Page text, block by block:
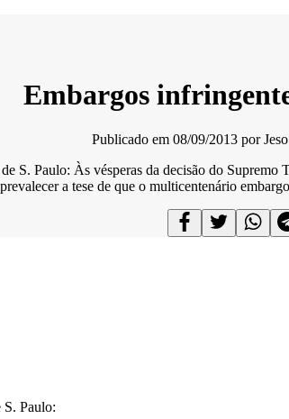
Embargos
Publicado em 08/09/2013 por
S. Paulo: Às vésperas da decisão do
a tese de que o multicentenário
S. Paulo: